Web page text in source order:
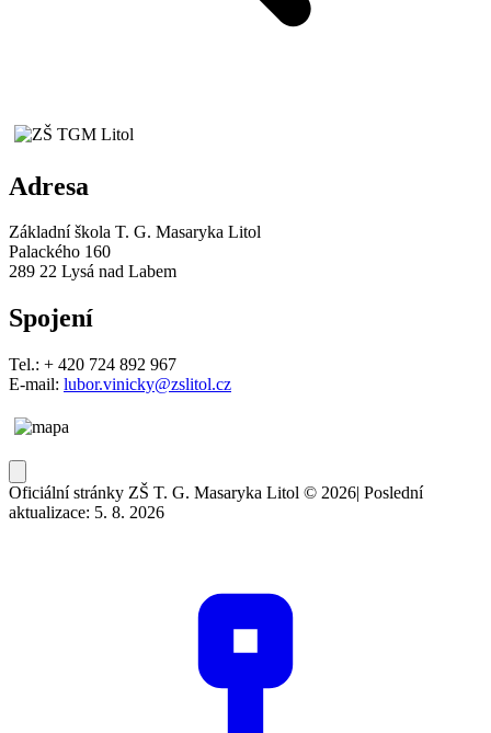
Adresa
Základní škola T. G. Masaryka Litol
Palackého 160
289 22 Lysá nad Labem
Spojení
Tel.: + 420 724 892 967
E-mail: lubor.vinicky@zslitol.cz
Oficiální stránky ZŠ T. G. Masaryka Litol © 2026| Poslední
aktualizace: 5. 8. 2026